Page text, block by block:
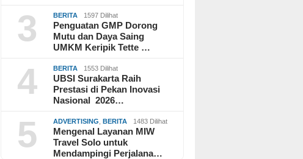
3 BERITA 1597 Dilihat
Penguatan GMP Dorong
Mutu dan Daya Saing
UMKM Keripik Tette …
4 BERITA 1553 Dilihat
UBSI Surakarta Raih
Prestasi di Pekan Inovasi
Nasional 2026…
5 ADVERTISING ,BERITA 1483 Dilihat
Mengenal Layanan MIW
Travel Solo untuk
Mendampingi Perjalana…